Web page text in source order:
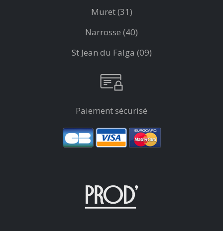
Muret (31)
Narrosse (40)
St Jean du Falga (09)
Paiement sécurisé